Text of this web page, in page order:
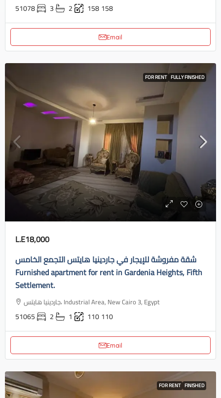
51078 3 2 158158
Email
FOR RENT FULLY FINISHED
L.E18,000
شقة مفروشة للإيجار في جاردينيا هايتس التجمع الخامس
Furnished apartment for rent in Gardenia Heights, Fifth
Settlement.
جاردينيا هايتس، Industrial Area, New Cairo 3, Egypt
51065 2 1 110110
Email
FOR RENT FINISHED